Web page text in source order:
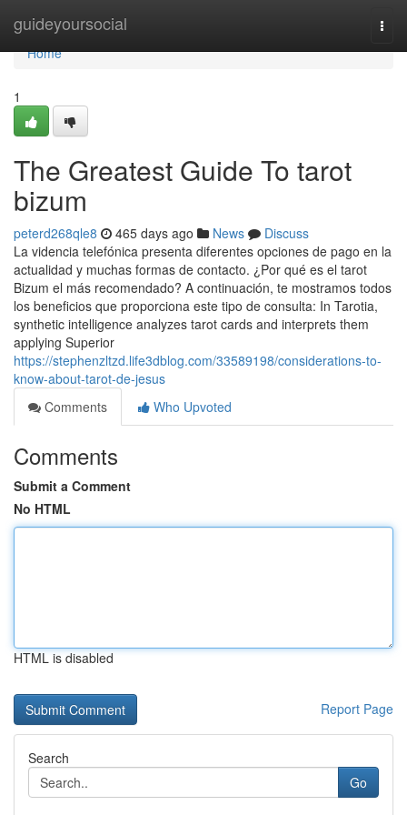
guideyoursocial
Home
Home
1
The Greatest Guide To tarot
bizum
peterd268qle8 465 days ago News
Discuss
La videncia telefónica presenta diferentes opciones de pago en la
actualidad y muchas formas de contacto. ¿Por qué es el tarot
Bizum el más recomendado? A continuación, te mostramos todos
los beneficios que proporciona este tipo de consulta: In Tarotia,
synthetic intelligence analyzes tarot cards and interprets them
applying Superior
https://stephenzltzd.life3dblog.com/33589198/considerations-to-
know-about-tarot-de-jesus
Comments
Who Upvoted
Comments
Submit a Comment
No HTML
HTML is disabled
Report Page
Search
Go